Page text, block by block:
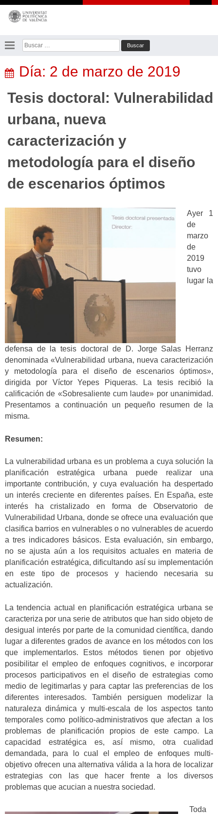
Saltar
contenido
Buscar:
Día: 2 de marzo de 2019
Tesis doctoral: Vulnerabilidad
urbana, nueva
caracterización y
metodología para el diseño
de escenarios óptimos
Ayer 1
de
marzo
de
2019
tuvo
lugar la
defensa de la tesis doctoral de D. Jorge Salas Herranz
denominada «Vulnerabilidad urbana, nueva caracterización
y metodología para el diseño de escenarios óptimos»,
dirigida por Víctor Yepes Piqueras. La tesis recibió la
calificación de «Sobresaliente cum laude» por unanimidad.
Presentamos a continuación un pequeño resumen de la
misma.
Resumen:
La vulnerabilidad urbana es un problema a cuya solución la
planificación estratégica urbana puede realizar una
importante contribución, y cuya evaluación ha despertado
un interés creciente en diferentes países. En España, este
interés ha cristalizado en forma de Observatorio de
Vulnerabilidad Urbana, donde se ofrece una evaluación que
clasifica barrios en vulnerables o no vulnerables de acuerdo
a tres indicadores básicos. Esta evaluación, sin embargo,
no se ajusta aún a los requisitos actuales en materia de
planificación estratégica, dificultando así su implementación
en este tipo de procesos y haciendo necesaria su
actualización.
La tendencia actual en planificación estratégica urbana se
caracteriza por una serie de atributos que han sido objeto de
desigual interés por parte de la comunidad científica, dando
lugar a diferentes grados de avance en los métodos con los
que implementarlos. Estos métodos tienen por objetivo
posibilitar el empleo de enfoques cognitivos, e incorporar
procesos participativos en el diseño de estrategias como
medio de legitimarlas y para captar las preferencias de los
diferentes interesados. También persiguen modelizar la
naturaleza dinámica y multi-escala de los aspectos tanto
temporales como político-administrativos que afectan a los
problemas de planificación propios de este campo. La
capacidad estratégica es, así mismo, otra cualidad
demandada, para lo cual el empleo de enfoques multi-
objetivo ofrecen una alternativa válida a la hora de localizar
estrategias con las que hacer frente a los diversos
problemas que acucian a nuestra sociedad.
Toda